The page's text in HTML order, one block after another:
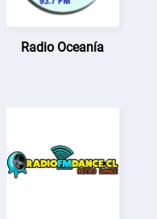
Radio Oceanía